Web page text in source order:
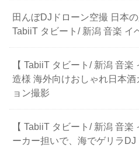
田んぼDJドローン空撮 日本
TabiiT タビート/ 新潟 音楽 イ
【 TabiiT タビート/ 新潟 音
造様 海外向けおしゃれ日本
ョン撮影
【 TabiiT タビート/ 新潟 音
ーカー担いで、海でゲリラDJ